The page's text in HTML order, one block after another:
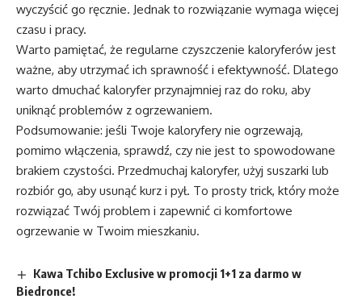
wyczyścić go ręcznie. Jednak to rozwiązanie wymaga więcej
czasu i pracy.
Warto pamiętać, że regularne czyszczenie kaloryferów jest
ważne, aby utrzymać ich sprawność i efektywność. Dlatego
warto dmuchać kaloryfer przynajmniej raz do roku, aby
uniknąć problemów z ogrzewaniem.
Podsumowanie: jeśli Twoje kaloryfery nie ogrzewają,
pomimo włączenia, sprawdź, czy nie jest to spowodowane
brakiem czystości. Przedmuchaj kaloryfer, użyj suszarki lub
rozbiór go, aby usunąć kurz i pył. To prosty trick, który może
rozwiązać Twój problem i zapewnić ci komfortowe
ogrzewanie w Twoim mieszkaniu.
Kawa Tchibo Exclusive w promocji 1+1 za darmo w
Biedronce!